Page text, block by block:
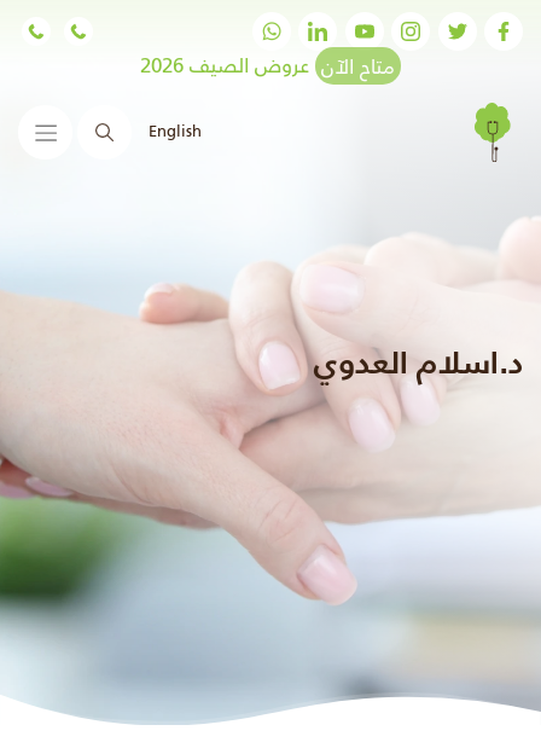
متاح الآن عروض الصيف 2026
English البحث
د.اسلام العدوي